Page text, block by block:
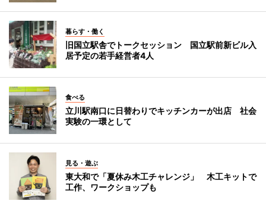
暮らす・働く
旧国立駅舎でトークセッション 国立駅前新ビル入
居予定の若手経営者4人
食べる
立川駅南口に日替わりでキッチンカーが出店 社会
実験の一環として
見る・遊ぶ
東大和で「夏休み木工チャレンジ」 木工キットで
工作、ワークショップも